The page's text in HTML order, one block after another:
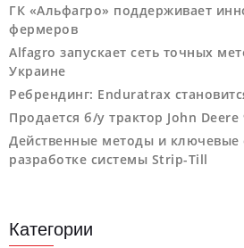
ГК «Альфагро» поддерживает
фермеров
Alfagro запускает сеть точных
Украине
Ребрендинг: Enduratrax
Продается б/у трактор John Deere
Действенные методы и
разработке системы Strip-Till
Категории